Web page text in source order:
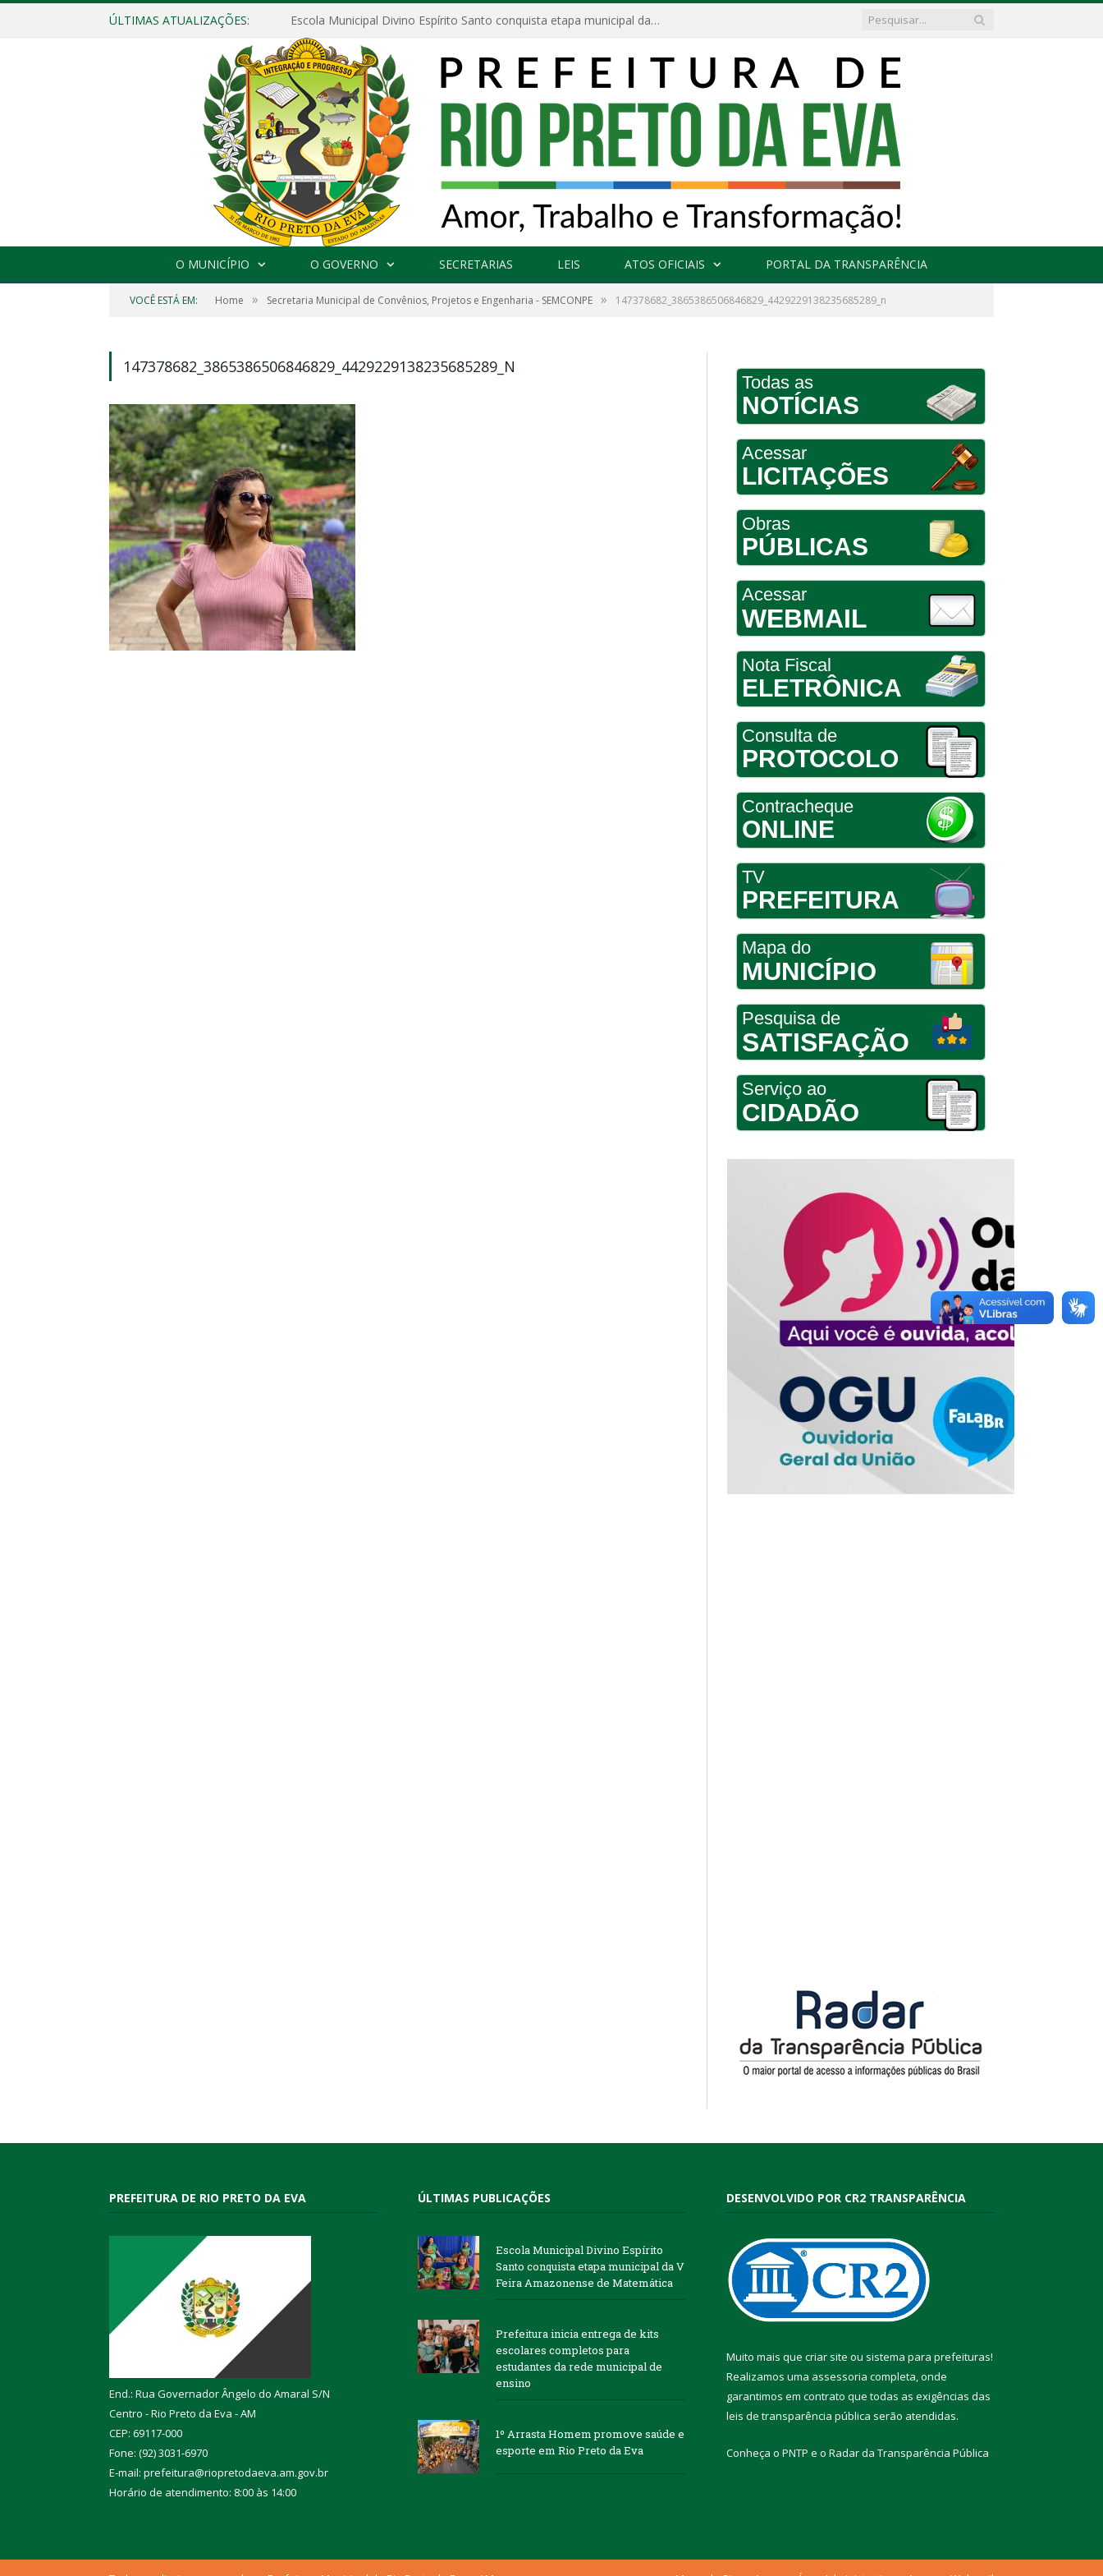
ÚLTIMAS ATUALIZAÇÕES: Escola Municipal Divino Espírito Santo conquista etapa municipal da V Feira Amazonense de Matemática
O MUNICÍPIO O GOVERNO SECRETARIAS LEIS ATOS OFICIAIS PORTAL DA TRANSPARÊNCIA
VOCÊ ESTÁ EM: Home » Secretaria Municipal de Convênios, Projetos e Engenharia - SEMCONPE » 147378682_3865386506846829_4429229138235685289_n
147378682_3865386506846829_4429229138235685289_N
Todas as
NOTÍCIAS
Acessar
LICITAÇÕES
Obras
PÚBLICAS
Acessar
WEBMAIL
Nota Fiscal
ELETRÔNICA
Consulta de
PROTOCOLO
Contracheque
ONLINE
TV
PREFEITURA
Mapa do
MUNICÍPIO
Pesquisa de
SATISFAÇÃO
Serviço ao
CIDADÃO
PREFEITURA DE RIO PRETO DA EVA
End.: Rua Governador Ângelo do Amaral S/N
Centro - Rio Preto da Eva - AM
CEP: 69117-000
Fone: (92) 3031-6970
E-mail: prefeitura@riopretodaeva.am.gov.br
Horário de atendimento: 8:00 às 14:00
ÚLTIMAS PUBLICAÇÕES
Escola Municipal Divino Espírito
Santo conquista etapa municipal da V
Feira Amazonense de Matemática
Prefeitura inicia entrega de kits
escolares completos para
estudantes da rede municipal de
ensino
1º Arrasta Homem promove saúde e
esporte em Rio Preto da Eva
DESENVOLVIDO POR CR2 TRANSPARÊNCIA
Muito mais que criar site ou sistema para prefeituras!
Realizamos uma assessoria completa, onde
garantimos em contrato que todas as exigências das
leis de transparência pública serão atendidas.
Conheça o PNTP e o Radar da Transparência Pública